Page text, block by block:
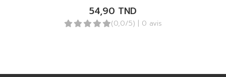
54,90 TND
(0,0/5) | 0 avis